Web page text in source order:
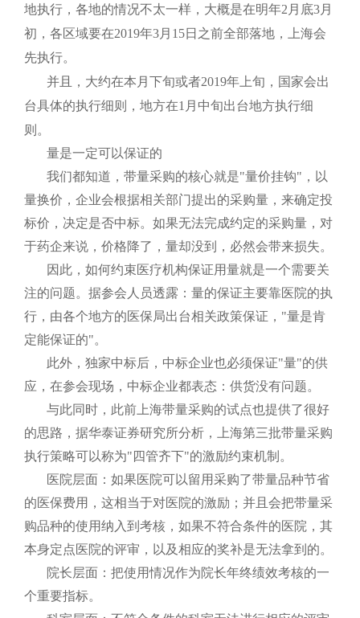
地执行，各地的情况不太一样，大概是在明年2 月底3月
初，各区域要在2019年3月 15日之前全部落地，上海会
先执行。
并且，大约在本月下旬或者2019年上旬，国家会出
台具体的执行细则，地方在1 月中旬出台地方执行细
则。
量是一定可以保证的
我们都知道，带量采购的核心就是"量价挂钩"，以
量换价，企业会根据相关部门提出的采购量，来确定投
标价，决定是否中标。如果无法完成约定的采购量，对
于药企来说，价格降了，量却没到，必然会带来损失。
因此，如何约束医疗机构保证用量就是一个需要关
注的问题。据参会人员透露：量的保证主要靠医院的执
行，由各个地方的医保局出台相关政策保证，"量是肯
定能保证的"。
此外，独家中标后，中标企业也必须保证"量"的供
应，在参会现场，中标企业都表态：供货没有问题。
与此同时，此前上海带量采购的试点也提供了很好
的思路，据华泰证券研究所分析，上海第三批带量采购
执行策略可以称为"四管齐下"的激励约束机制。
医院层面：如果医院可以留用采购了带量品种节省
的医保费用，这相当于对医院的激励；并且会把带量采
购品种的使用纳入到考核，如果不符合条件的医院，其
本身定点医院的评审，以及相应的奖补是无法拿到的。
院长层面：把使用情况作为院长年终绩效考核的一
个重要指标。